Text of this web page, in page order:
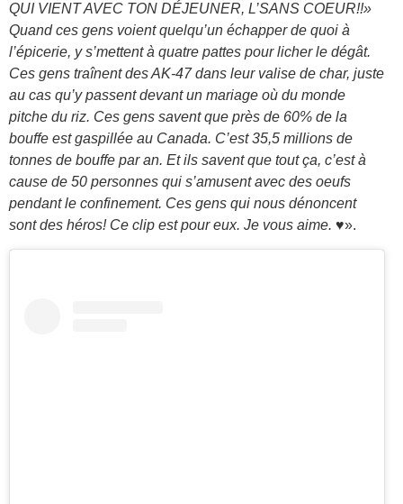
QUI VIENT AVEC TON DÉJEUNER, L’SANS COEUR!!»
Quand ces gens voient quelqu’un échapper de quoi à
l’épicerie, y s’mettent à quatre pattes pour licher le dégât.
Ces gens traînent des AK-47 dans leur valise de char, juste
au cas qu’y passent devant un mariage où du monde
pitche du riz. Ces gens savent que près de 60% de la
bouffe est gaspillée au Canada. C’est 35,5 millions de
tonnes de bouffe par an. Et ils savent que tout ça, c’est à
cause de 50 personnes qui s’amusent avec des oeufs
pendant le confinement. Ces gens qui nous dénoncent
sont des héros! Ce clip est pour eux. Je vous aime. ♥️».